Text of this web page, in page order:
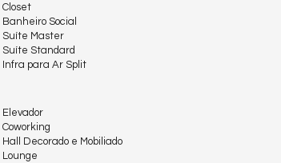
Closet
Banheiro Social
Suíte Master
Suíte Standard
Infra para Ar Split
Elevador
Coworking
Hall Decorado e Mobiliado
Lounge